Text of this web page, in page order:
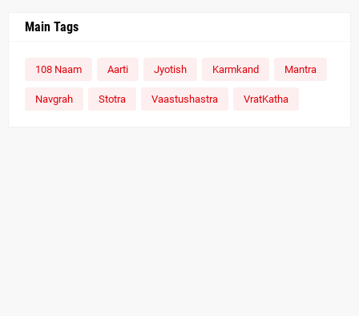
Main Tags
108 Naam Aarti Jyotish Karmkand Mantra
Navgrah Stotra Vaastushastra VratKatha